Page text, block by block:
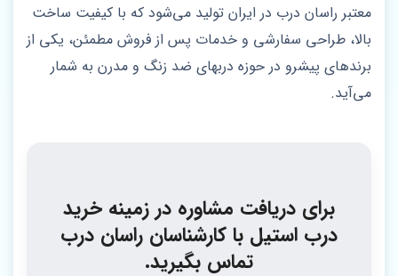
معتبر راسان درب در ایران تولید می‌شود که با کیفیت ساخت
بالا، طراحی سفارشی و خدمات پس از فروش مطمئن، یکی از
برندهای پیشرو در حوزه درب‎های ضد زنگ و مدرن به شمار
می‌آید.
برای دریافت مشاوره در زمینه خرید
درب استیل با کارشناسان راسان درب
تماس بگیرید.